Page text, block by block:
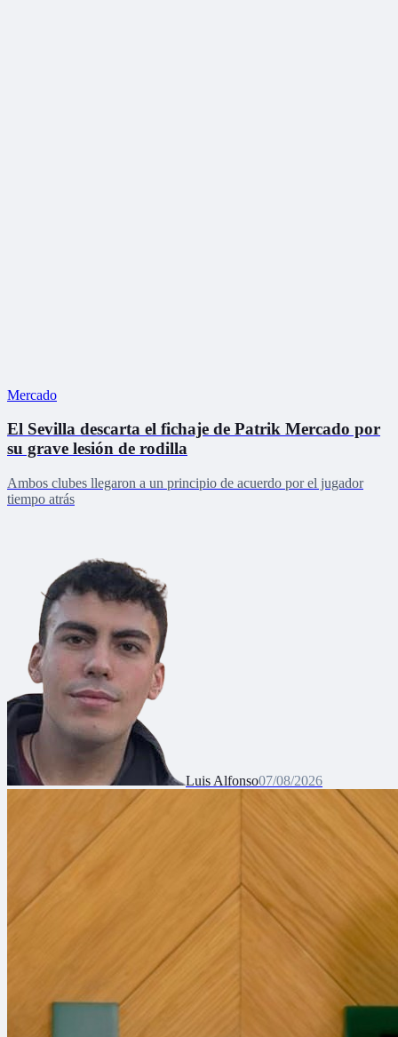
Mercado
El Sevilla descarta el fichaje de Patrik Mercado por
su grave lesión de rodilla
Ambos clubes llegaron a un principio de acuerdo por el jugador
tiempo atrás
Luis Alfonso07/08/2026